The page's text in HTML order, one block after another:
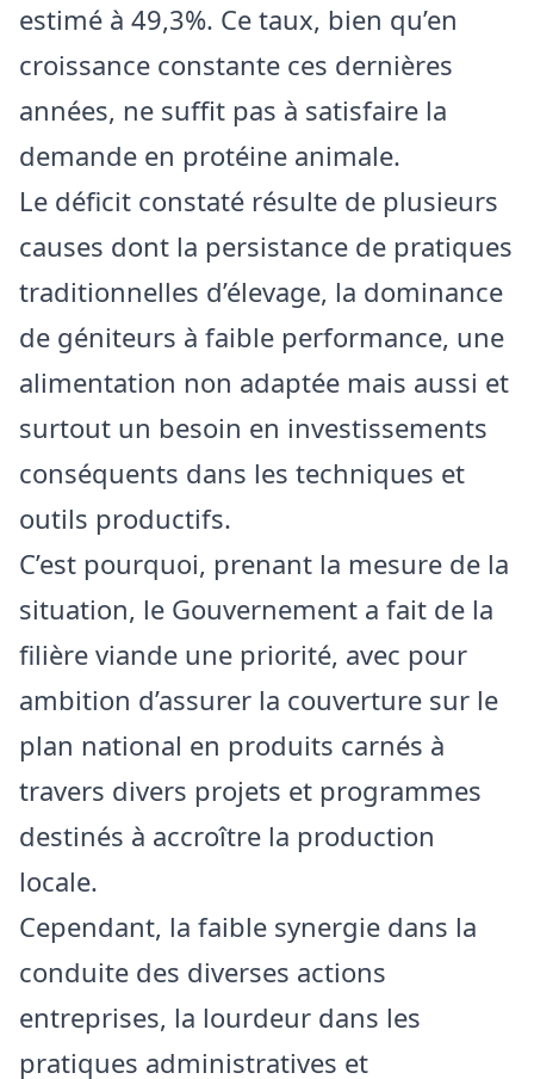
estimé à 49,3%. Ce taux, bien qu’en
croissance constante ces dernières
années, ne suffit pas à satisfaire la
demande en protéine animale.
Le déficit constaté résulte de plusieurs
causes dont la persistance de pratiques
traditionnelles d’élevage, la dominance
de géniteurs à faible performance, une
alimentation non adaptée mais aussi et
surtout un besoin en investissements
conséquents dans les techniques et
outils productifs.
C’est pourquoi, prenant la mesure de la
situation, le Gouvernement a fait de la
filière viande une priorité, avec pour
ambition d’assurer la couverture sur le
plan national en produits carnés à
travers divers projets et programmes
destinés à accroître la production
locale.
Cependant, la faible synergie dans la
conduite des diverses actions
entreprises, la lourdeur dans les
pratiques administratives et